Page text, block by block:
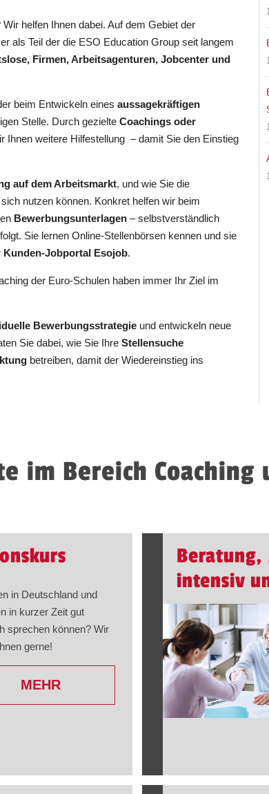
helfen Ihnen dabei. Auf dem Gebiet der
als Teil der die ESO Education Group seit langem
Firmen, Arbeitsagenturen, Jobcenter und
beim Entwickeln einesaussagekräftigen
Stelle. Durch gezielte Coachings oder
Ihnen weitere Hilfestellung – damit Sie den Einstieg
auf dem Arbeitsmarkt, und wie Sie die
nutzen können. Konkret helfen wir beim
Bewerbungsunterlagen – selbstverständlich
Sie lernen Online-Stellenbörsen kennen und sie
Kunden-Jobportal Esojob.
der Euro-Schulen haben immer Ihr Ziel im
Bewerbungsstrategie und entwickeln neue
Sie dabei, wie Sie Ihre Stellensuche
betreiben, damit der Wiedereinstieg ins
im Bereich
in Deutschland und
in kurzer Zeit gut
sprechen können? Wir
gerne!
MEHR
Beratung,
intensiv